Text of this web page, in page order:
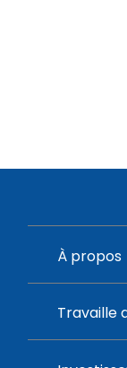
À propos
Travaille